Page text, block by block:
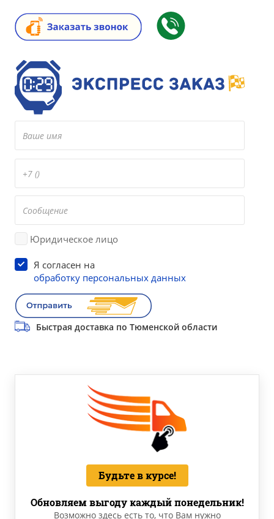
Юридическое лицо
Я согласен на
обработку персональных данных
Быстрая доставка по Тюменской области
Будьте в курсе!
Обновляем выгоду каждый понедельник!
Возможно здесь есть то, что Вам нужно